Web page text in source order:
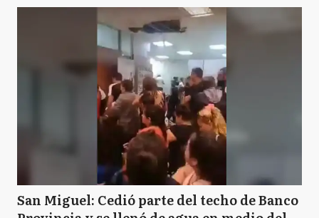
San Miguel: Cedió parte del techo de Banco